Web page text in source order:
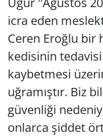
icra eden
Ceren Eroğlu bir
kedisinin tedavisi
kaybetmesi
uğramıştır. Biz
güvenliği
onlarca şiddet